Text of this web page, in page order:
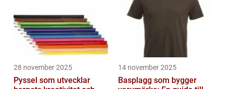
28 november 2025
Pyssel som utvecklar
14 november 2025
Basplagg som bygger